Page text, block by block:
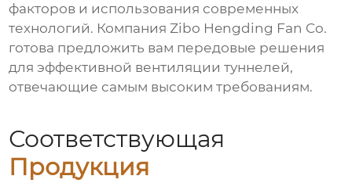
факторов и использования современных
технологий. КомпанияZibo Hengding Fan Co.
готова предложить вам передовые решения
дляэффективной вентиляции туннелей,
отвечающие самым высоким требованиям.
Соответствующая
Продукция